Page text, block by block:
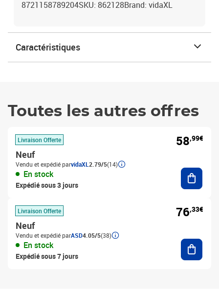
8721158789204SKU: 862128Brand: vidaXL
Caractéristiques
Toutes les autres offres
Livraison Offerte
Neuf
Vendu et expédié parvidaXL 2.79/5(14)
En stock
Expédié sous 3 jours
58,99€
Livraison Offerte
Neuf
Vendu et expédié parASD4.05/5(38)
En stock
Expédié sous 7 jours
76,33€